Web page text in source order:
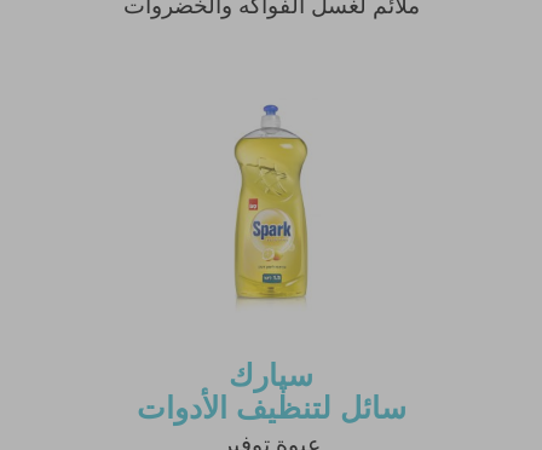
سپارك
سائل لتنظيف الأدوات
نشر النصيحة مشروط بموافقة مدير الموقع.